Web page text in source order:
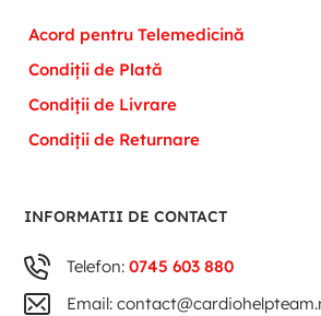
Acord pentru Telemedicină
Condiții de Plată
Condiții de Livrare
Condiții de Returnare
INFORMATII DE CONTACT
Telefon:0745 603 880
Email: